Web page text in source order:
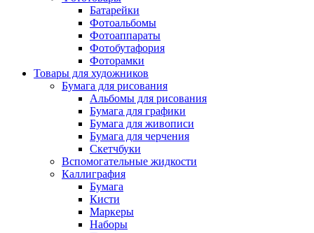
Батарейки
Фотоальбомы
Фотоаппараты
Фотобутафория
Фоторамки
Товары для художников
Бумага для рисования
Альбомы для рисования
Бумага для графики
Бумага для живописи
Бумага для черчения
Скетчбуки
Вспомогательные жидкости
Каллиграфия
Бумага
Кисти
Маркеры
Наборы